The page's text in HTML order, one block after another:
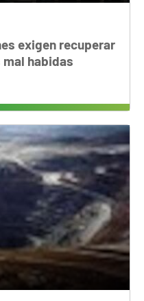
exigen recuperar
habidas